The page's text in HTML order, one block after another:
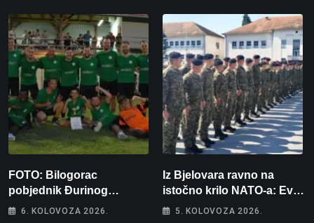
FOTO: Bilogorac
pobjednik Đurinog
memorijala
6. KOLOVOZA 2026.
Iz Bjelovara ravno na
istočno krilo NATO-a: Evo
kamo odlazi 82 hrvatska
5. KOLOVOZA 2026.